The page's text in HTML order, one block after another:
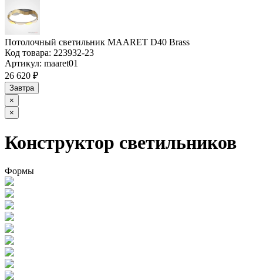
Потолочный светильник MAARET D40 Brass
Код товара: 223932-23
Артикул: maaret01
26 620 ₽
Завтра
×
×
Конструктор светильников
Формы